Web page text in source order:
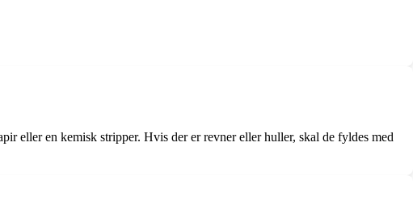
eller en kemisk stripper. Hvis der er revner eller huller, skal de fyldes med